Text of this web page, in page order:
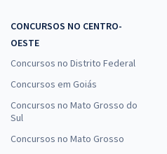
CONCURSOS NO CENTRO-
OESTE
Concursos no Distrito Federal
Concursos em Goiás
Concursos no Mato Grosso do
Sul
Concursos no Mato Grosso